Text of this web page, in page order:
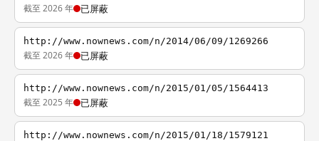
截至 2026 年 已屏蔽
http://www.nownews.com/n/2014/06/09/1269266
截至 2026 年 已屏蔽
http://www.nownews.com/n/2015/01/05/1564413
截至 2025 年 已屏蔽
http://www.nownews.com/n/2015/01/18/1579121